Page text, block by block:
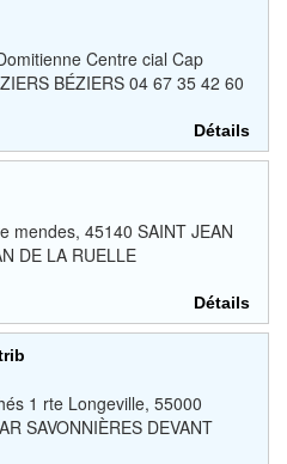
Centre cial Cap
BÉZIERS 04 67 35 42 60
Détails
mendes, 45140 SAINT JEAN
DE LA RUELLE
Détails
1 rte Longeville, 55000
SAVONNIÈRES DEVANT